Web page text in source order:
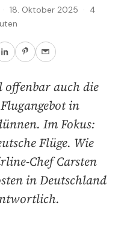
· 18. Oktober 2025 · 4
auch die
in
Im Fokus:
Flüge. Wie
Chef Carsten
in Deutschland